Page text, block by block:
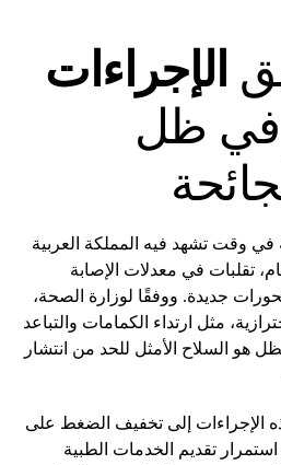
الإجراءات
في ظل
في وقت تشهد فيه المملكة العربية
تقلبات في معدلات الإصابة
جديدة. ووفقًا لوزارة الصحة،
مثل ارتداء الكمامات والتباعد
هو السلاح الأمثل للحد من انتشار
الإجراءات إلى تخفيف الضغط على
تقديم الخدمات الطبية